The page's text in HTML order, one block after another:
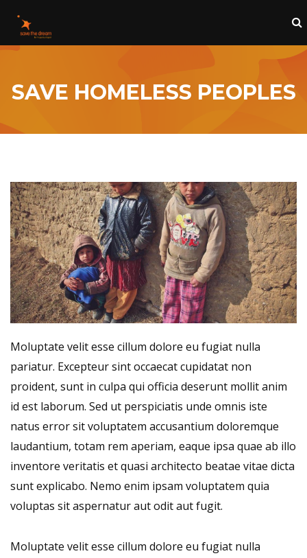
SAVE HOMELESS PEOPLES
Moluptate velit esse cillum dolore eu fugiat nulla
pariatur. Excepteur sint occaecat cupidatat non
proident, sunt in culpa qui officia deserunt mollit anim
id est laborum. Sed ut perspiciatis unde omnis iste
natus error sit voluptatem accusantium doloremque
laudantium, totam rem aperiam, eaque ipsa quae ab illo
inventore veritatis et quasi architecto beatae vitae dicta
sunt explicabo. Nemo enim ipsam voluptatem quia
voluptas sit aspernatur aut odit aut fugit.
Moluptate velit esse cillum dolore eu fugiat nulla